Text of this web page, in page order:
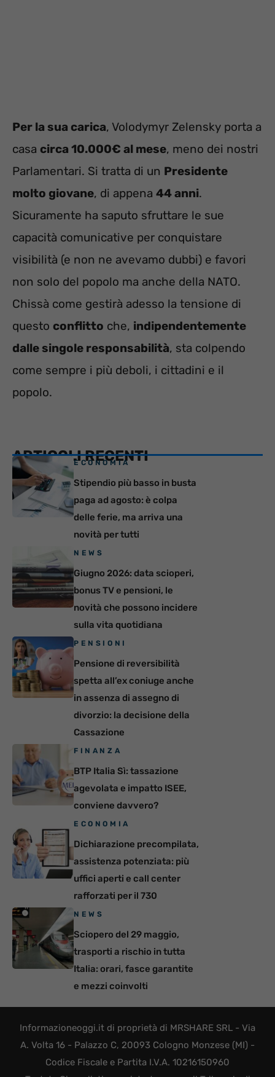
Per la sua carica, Volodymyr Zelensky porta a
casa circa 10.000€ al mese, meno dei nostri
Parlamentari. Si tratta di un Presidente
molto giovane, di appena 44 anni.
Sicuramente ha saputo sfruttare le sue
capacità comunicative per conquistare
visibilità (e non ne avevamo dubbi) e favori
non solo del popolo ma anche della NATO.
Chissà come gestirà adesso la tensione di
questo conflitto che, indipendentemente
dalle singole responsabilità, sta colpendo
come sempre i più deboli, i cittadini e il
popolo.
ARTICOLI RECENTI
ECONOMIA
Stipendio più basso in busta
paga ad agosto: è colpa
delle ferie, ma arriva una
novità per tutti
NEWS
Giugno 2026: data scioperi,
bonus TV e pensioni, le
novità che possono incidere
sulla vita quotidiana
PENSIONI
Pensione di reversibilità
spetta all’ex coniuge anche
in assenza di assegno di
divorzio: la decisione della
Cassazione
FINANZA
BTP Italia Sì: tassazione
agevolata e impatto ISEE,
conviene davvero?
ECONOMIA
Dichiarazione precompilata,
assistenza potenziata: più
uffici aperti e call center
rafforzati per il 730
NEWS
Sciopero del 29 maggio,
trasporti a rischio in tutta
Italia: orari, fasce garantite
e mezzi coinvolti
Informazioneoggi.it di proprietà di MRSHARE SRL - Via
A. Volta 16 - Palazzo C, 20093 Cologno Monzese (MI) -
Codice Fiscale e Partita I.V.A. 10216150960